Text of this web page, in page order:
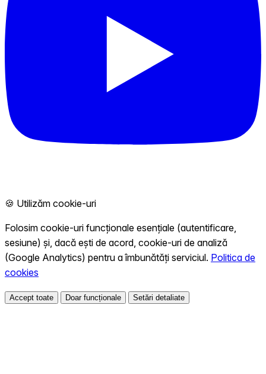
🍪 Utilizăm cookie-uri
Folosim cookie-uri funcționale esențiale (autentificare,
sesiune) și, dacă ești de acord, cookie-uri de analiză
(Google Analytics) pentru a îmbunătăți serviciul. Politica de
cookies
Accept toate Doar funcționale Setări detaliate